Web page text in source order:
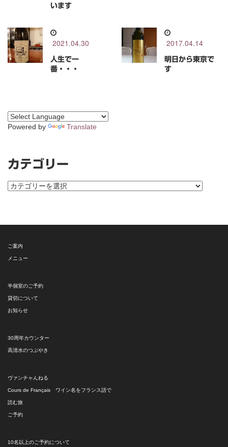
います
2021.04.30
人生で一
番・・・
2017.04.14
明日から東京で
す
Powered by Translate
カテゴリー
カ
ー
ご案内
メニュー
半個室のご予約
貸切について
お知らせ
30周年カウンター
高清水のつぶやき
ヴァンチャんねる
Cours de Français ワイン名をフランス語で
読む旅
ご予約
10名以上のご予約について